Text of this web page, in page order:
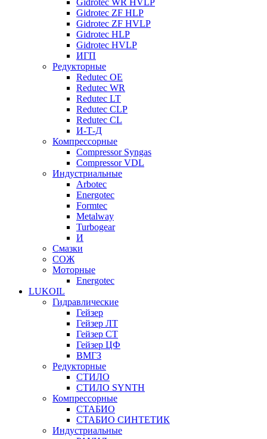
Gidrotec WR HVLP
Gidrotec ZF HLP
Gidrotec ZF HVLP
Gidrotec HLP
Gidrotec HVLP
ИГП
Редукторные
Redutec OE
Redutec WR
Redutec LT
Redutec CLP
Redutec CL
И-Т-Д
Компрессорные
Compressor Syngas
Compressor VDL
Индустриальные
Arbotec
Energotec
Formtec
Metalway
Turbogear
И
Смазки
СОЖ
Моторные
Energotec
LUKOIL
Гидравлические
Гейзер
Гейзер ЛТ
Гейзер СТ
Гейзер ЦФ
ВМГЗ
Редукторные
СТИЛО
СТИЛО SYNTH
Компрессорные
СТАБИО
СТАБИО СИНТЕТИК
Индустриальные